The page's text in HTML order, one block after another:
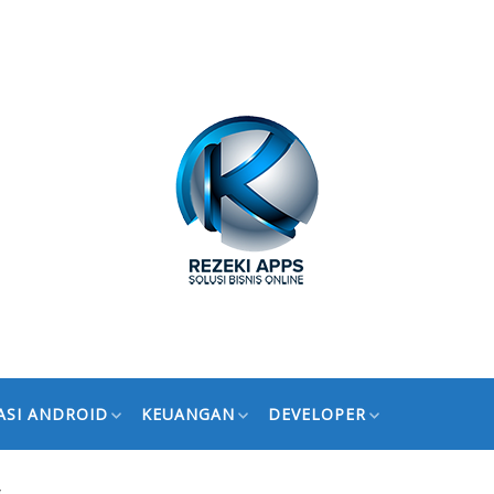
ANDROID KEUANGAN DEVELOPER